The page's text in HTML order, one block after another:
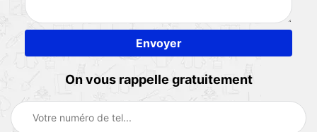
On vous rappelle gratuitement